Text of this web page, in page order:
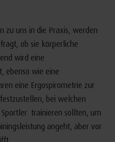
zu uns in die Praxis, werden
ob sie körperliche
wird eine
ebenso wie eine
eine Ergospirometrie zur
bei welchen
trainieren sollten, um
angeht, aber vor